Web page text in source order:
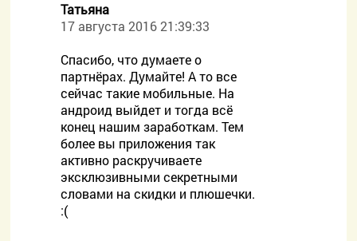
Татьяна
17 августа 2016 21:39:33
Спасибо, что думаете о
партнёрах. Думайте! А то все
сейчас такие мобильные. На
андроид выйдет и тогда всё
конец нашим заработкам. Тем
более вы приложения так
активно раскручиваете
эксклюзивными секретными
словами на скидки и плюшечки.
:(